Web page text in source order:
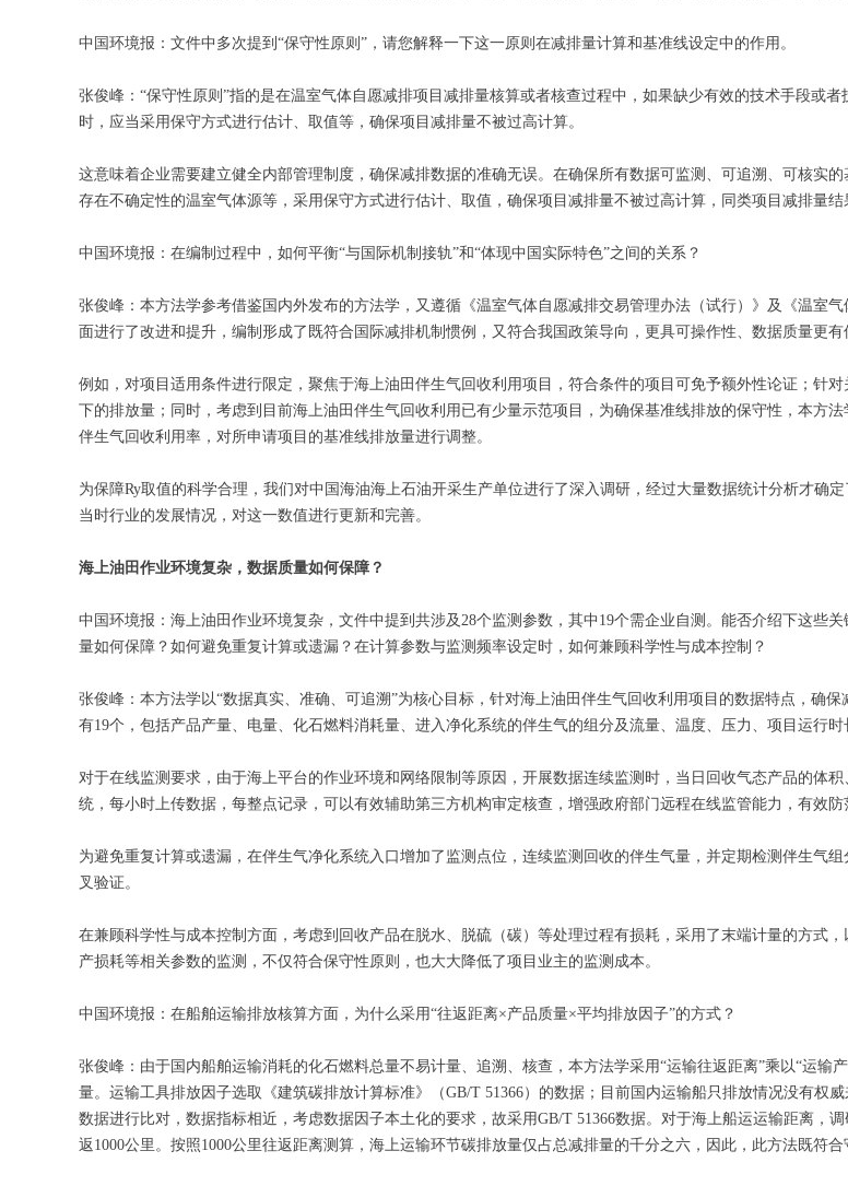
中国环境报：文件中多次提到“保守性原则”，请您解释一下这一原则在减排量计算和基准线设定中的作用。
张俊峰：“保守性原则”指的是在温室气体自愿减排项目减排量核算或者核查过程中，如果缺少有效的技术手段或
时，应当采用保守方式进行估计、取值等，确保项目减排量不被过高计算。
这意味着企业需要建立健全内部管理制度，确保减排数据的准确无误。在确保所有数据可监测、可追溯、可核实
存在不确定性的温室气体源等，采用保守方式进行估计、取值，确保项目减排量不被过高计算，同类项目减排量结
中国环境报：在编制过程中，如何平衡“与国际机制接轨”和“体现中国实际特色”之间的关系？
张俊峰：本方法学参考借鉴国内外发布的方法学，又遵循《温室气体自愿减排交易管理办法（试行）》及《温室
面进行了改进和提升，编制形成了既符合国际减排机制惯例，又符合我国政策导向，更具可操作性、数据质量更有
例如，对项目适用条件进行限定，聚焦于海上油田伴生气回收利用项目，符合条件的项目可免予额外性论证；针
下的排放量；同时，考虑到目前海上油田伴生气回收利用已有少量示范项目，为确保基准线排放的保守性，本
伴生气回收利用率，对所申请项目的基准线排放量进行调整。
为保障Ry取值的科学合理，我们对中国海油海上石油开采生产单位进行了深入调研，经过大量数据统计分析才确
当时行业的发展情况，对这一数值进行更新和完善。
海上油田作业环境复杂，数据质量如何保障？
中国环境报：海上油田作业环境复杂，文件中提到共涉及28个监测参数，其中19个需企业自测。能否介绍下这些
量如何保障？如何避免重复计算或遗漏？在计算参数与监测频率设定时，如何兼顾科学性与成本控制？
张俊峰：本方法学以“数据真实、准确、可追溯”为核心目标，针对海上油田伴生气回收利用项目的数据特点，确
有19个，包括产品产量、电量、化石燃料消耗量、进入净化系统的伴生气的组分及流量、温度、压力、项目运行
对于在线监测要求，由于海上平台的作业环境和网络限制等原因，开展数据连续监测时，当日回收气态产品的体
统，每小时上传数据，每整点记录，可以有效辅助第三方机构审定核查，增强政府部门远程在线监管能力，有效防
为避免重复计算或遗漏，在伴生气净化系统入口增加了监测点位，连续监测回收的伴生气量，并定期检测伴生气
叉验证。
在兼顾科学性与成本控制方面，考虑到回收产品在脱水、脱硫（碳）等处理过程有损耗，采用了末端计量的方式
产损耗等相关参数的监测，不仅符合保守性原则，也大大降低了项目业主的监测成本。
中国环境报：在船舶运输排放核算方面，为什么采用“往返距离×产品质量×平均排放因子”的方式？
张俊峰：由于国内船舶运输消耗的化石燃料总量不易计量、追溯、核查，本方法学采用“运输往返距离”乘以“运输
量。运输工具排放因子选取《建筑碳排放计算标准》（GB/T 51366）的数据；目前国内运输船只排放情况没有权
数据进行比对，数据指标相近，考虑数据因子本土化的要求，故采用GB/T 51366数据。对于海上船运运输距离，
返1000公里。按照1000公里往返距离测算，海上运输环节碳排放量仅占总减排量的千分之六，因此，此方法既符